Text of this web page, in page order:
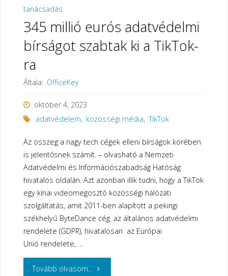
tanácsadás
345 millió eurós adatvédelmi
bírságot szabtak ki a TikTok-
ra
Általa: OfficeKey
október 4, 2023
adatvédelem, közösségi média, TikTok
Az összeg a nagy tech cégek elleni bírságok körében
is jelentősnek számít. – olvasható a Nemzeti
Adatvédelmi és Információszabadság Hatóság
hivatalos oldalán. Azt azonban illik tudni, hogy a TikTok
egy kínai videomegosztó közösségi hálózati
szolgáltatás, amit 2011-ben alapított a pekingi
székhelyű ByteDance cég. az általános adatvédelmi
rendelete (GDPR), hivatalosan az Európai
Unió rendelete, …
Tovább olvasom.. "345